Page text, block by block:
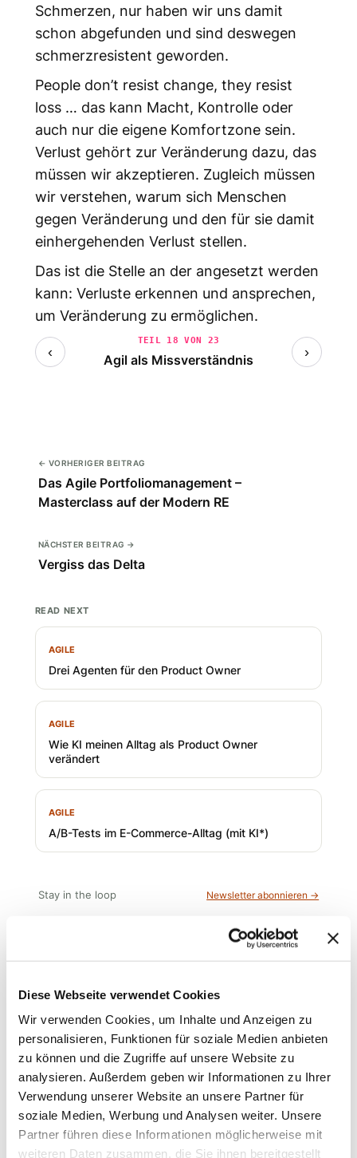
Diese Webseite verwendet Cookies
Wir verwenden Cookies, um Inhalte und Anzeigen zu
personalisieren, Funktionen für soziale Medien anbieten
zu können und die Zugriffe auf unsere Website zu
analysieren. Außerdem geben wir Informationen zu Ihrer
Verwendung unserer Website an unsere Partner für
soziale Medien, Werbung und Analysen weiter. Unsere
Partner führen diese Informationen möglicherweise mit
weiteren Daten zusammen, die Sie ihnen bereitgestellt
Schmerzen, nur haben wir uns damit
schon abgefunden und sind deswegen
schmerzresistent geworden.
People don’t resist change, they resist
loss … das kann Macht, Kontrolle oder
auch nur die eigene Komfortzone sein.
Verlust gehört zur Veränderung dazu, das
müssen wir akzeptieren. Zugleich müssen
wir verstehen, warum sich Menschen
gegen Veränderung und den für sie damit
einhergehenden Verlust stellen.
Das ist die Stelle an der angesetzt werden
kann: Verluste erkennen und ansprechen,
um Veränderung zu ermöglichen.
‹
TEIL 18 VON 23
Agil als Missverständnis ›
← VORHERIGER BEITRAG
Das Agile Portfoliomanagement –
Masterclass auf der Modern RE
NÄCHSTER BEITRAG →
Vergiss das Delta
READ NEXT
AGILE
Drei Agenten für den Product Owner
AGILE
Wie KI meinen Alltag als Product Owner
verändert
AGILE
A/B-Tests im E-Commerce-Alltag (mit KI*)
Stay in the loop Newsletter abonnieren →
Zur Diskussion →
Das Agile-Nachschlagewerk unserer Agile Community